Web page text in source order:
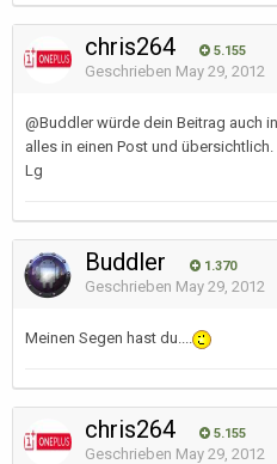
chris264 5.155
Geschrieben May 29, 2012
@Buddler würde dein Beitrag auch
alles in einen Post und übersichtlich.
Lg
Buddler 1.370
Geschrieben May 29, 2012
Meinen Segen hast du....
chris264 5.155
Geschrieben May 29, 2012